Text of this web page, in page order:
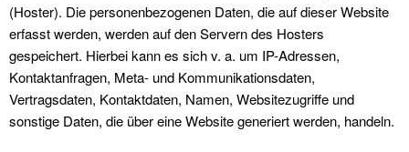
(Hoster). Die personenbezogenen Daten, die auf dieser Website
erfasst werden, werden auf den Servern des Hosters
gespeichert. Hierbei kann es sich v. a. um IP-Adressen,
Kontaktanfragen, Meta- und Kommunikationsdaten,
Vertragsdaten, Kontaktdaten, Namen, Websitezugriffe und
sonstige Daten, die über eine Website generiert werden, handeln.